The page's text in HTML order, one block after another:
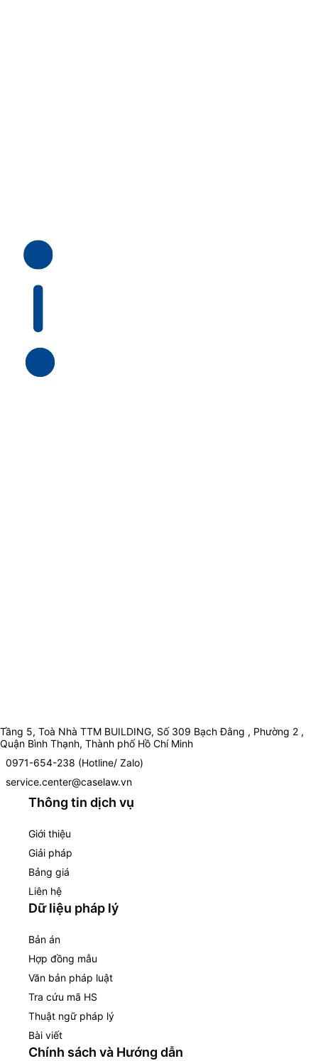
Tầng 5, Toà Nhà TTM BUILDING, Số 309 Bạch Đằng , Phường 2 ,
Quận Bình Thạnh, Thành phố Hồ Chí Minh
0971-654-238 (Hotline/ Zalo)
service.center@caselaw.vn
Thông tin dịch vụ
Giới thiệu
Giải pháp
Bảng giá
Liên hệ
Dữ liệu pháp lý
Bản án
Hợp đồng mẫu
Văn bản pháp luật
Tra cứu mã HS
Thuật ngữ pháp lý
Bài viết
Chính sách và Hướng dẫn